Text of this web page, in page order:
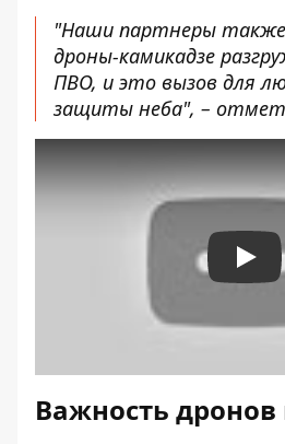
"Наши партнеры
дроны-камикадзе
ПВО, и это вызов для
защиты неба", –
Play
Важность дронов